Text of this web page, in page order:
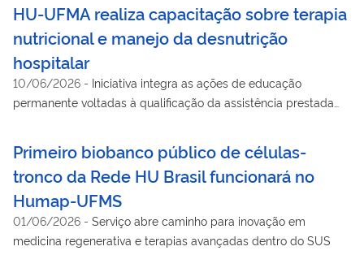
HU-UFMA realiza capacitação sobre terapia
nutricional e manejo da desnutrição
hospitalar
10/06/2026 - Iniciativa integra as ações de educação
permanente voltadas à qualificação da assistência prestada
Primeiro biobanco público de células-
tronco da Rede HU Brasil funcionará no
Humap-UFMS
01/06/2026 - Serviço abre caminho para inovação em
medicina regenerativa e terapias avançadas dentro do SUS